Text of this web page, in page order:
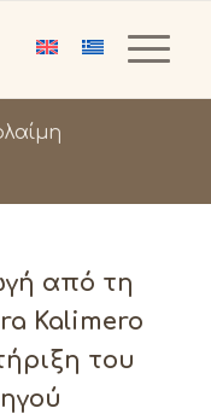
από τη
Kalimero
του